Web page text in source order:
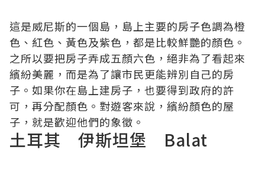
這是威尼斯的一個島，島上主要的房子色調為橙
色、紅色、黃色及紫色，都是比較鮮艷的顏色。
之所以要把房子弄成五顏六色，絕非為了看起來
繽紛美麗，而是為了讓市民更能辨別自己的房
子。如果你在島上建房子，也要得到政府的許
可，再分配顏色。對遊客來說，繽紛顏色的屋
子，就是歡迎他們的象徵。
土耳其 伊斯坦堡 Balat